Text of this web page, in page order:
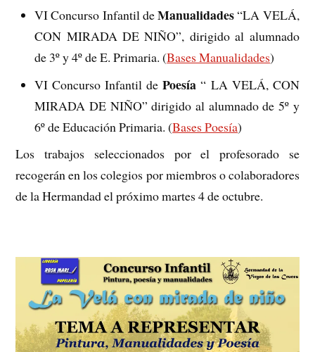
VI Concurso Infantil deManualidades“LA VELÁ,
CON MIRADA DE NIÑO”, dirigido al alumnado
de 3º y 4º de E. Primaria. (Bases Manualidades)
VI Concurso Infantil dePoesía “ LA VELÁ, CON
MIRADA DE NIÑO” dirigido al alumnado de 5º y
6º de Educación Primaria. (Bases Poesía)
Los trabajos seleccionados por el profesorado se
recogerán en los colegios por miembros o colaboradores
de la Hermandad el próximo martes 4 de octubre.